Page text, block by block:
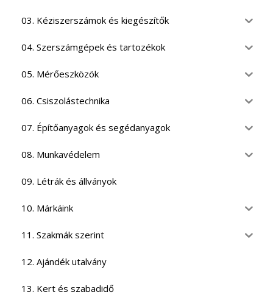
03. Kéziszerszámok és kiegészítők
04. Szerszámgépek és tartozékok
05. Mérőeszközök
06. Csiszolástechnika
07. Építőanyagok és segédanyagok
08. Munkavédelem
09. Létrák és állványok
10. Márkáink
11. Szakmák szerint
12. Ajándék utalvány
13. Kert és szabadidő